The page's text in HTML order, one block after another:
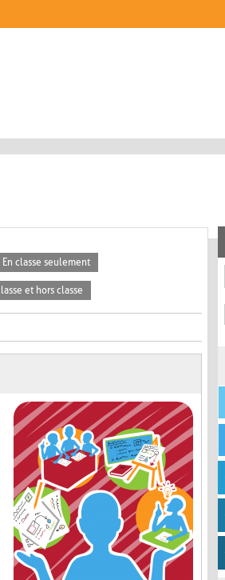
En classe seulement
et hors classe